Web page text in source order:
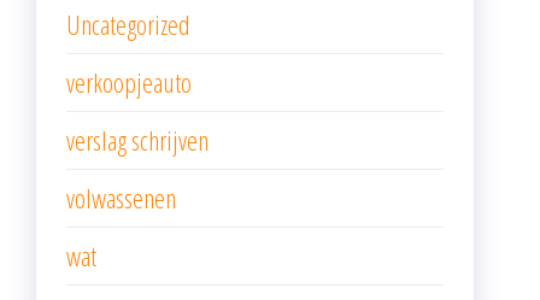
Uncategorized
verkoopjeauto
verslag schrijven
volwassenen
wat